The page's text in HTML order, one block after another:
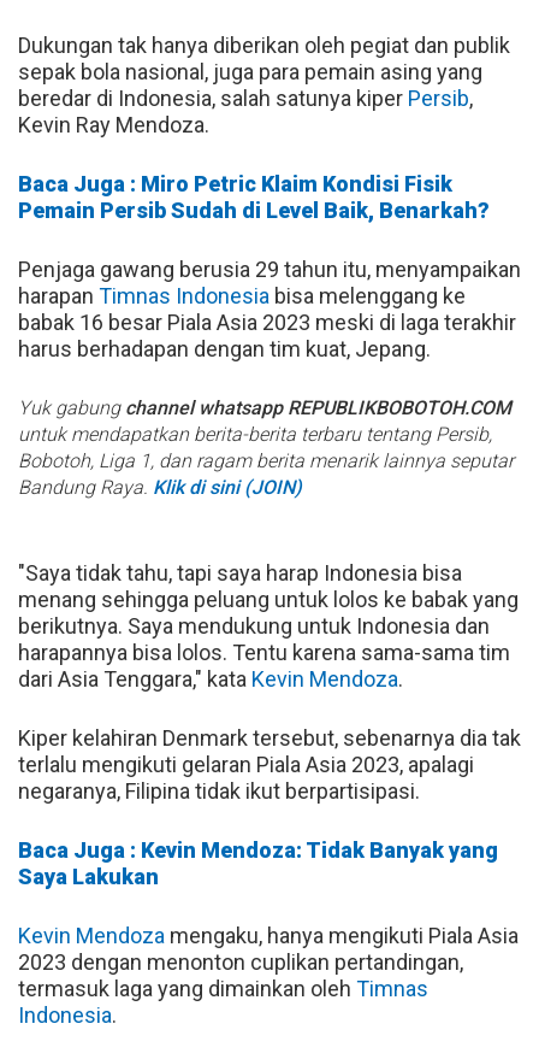
Dukungan tak hanya diberikan oleh pegiat dan publik
sepak bola nasional, juga para pemain asing yang
beredar di Indonesia, salah satunya kiper Persib,
Kevin Ray Mendoza.
Baca Juga : Miro Petric Klaim Kondisi Fisik
Pemain Persib Sudah di Level Baik, Benarkah?
Penjaga gawang berusia 29 tahun itu, menyampaikan
harapan Timnas Indonesia bisa melenggang ke
babak 16 besar Piala Asia 2023 meski di laga terakhir
harus berhadapan dengan tim kuat, Jepang.
Yuk gabung channel whatsapp REPUBLIKBOBOTOH.COM
untuk mendapatkan berita-berita terbaru tentang Persib,
Bobotoh, Liga 1, dan ragam berita menarik lainnya seputar
Bandung Raya. Klik di sini (JOIN)
"Saya tidak tahu, tapi saya harap Indonesia bisa
menang sehingga peluang untuk lolos ke babak yang
berikutnya. Saya mendukung untuk Indonesia dan
harapannya bisa lolos. Tentu karena sama-sama tim
dari Asia Tenggara," kata Kevin Mendoza.
Kiper kelahiran Denmark tersebut, sebenarnya dia tak
terlalu mengikuti gelaran Piala Asia 2023, apalagi
negaranya, Filipina tidak ikut berpartisipasi.
Baca Juga : Kevin Mendoza: Tidak Banyak yang
Saya Lakukan
Kevin Mendoza mengaku, hanya mengikuti Piala Asia
2023 dengan menonton cuplikan pertandingan,
termasuk laga yang dimainkan oleh Timnas
Indonesia.